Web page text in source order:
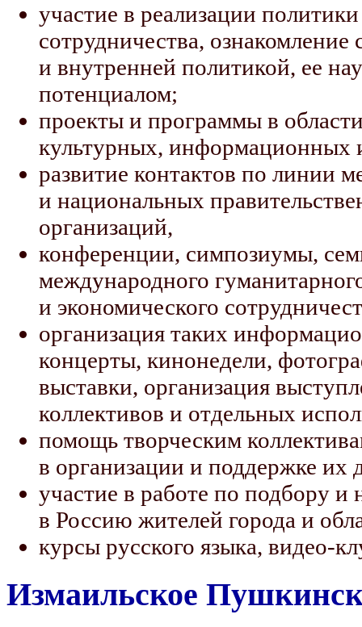
участие в реализации
сотрудничества,
и внутренней политикой, ее
потенциалом;
проекты и программы в
культурных, информационных
развитие контактов по линии
и национальных
организаций,
конференции, симпозиумы,
международного
и экономического
организация таких
концерты, кинонедели,
выставки, организация
коллективов и отдельных
помощь творческим
в организации и поддержке их
участие в работе по подбору
в Россию жителей города и
курсы русского языка, видео-
Измаильское